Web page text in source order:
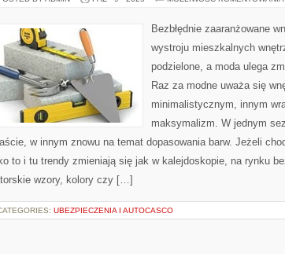
Bezbłędnie zaaranżowane
wystroju mieszkalnych
podzielone, a moda ulega
Raz za modne uważa się
minimalistycznym, innym
maksymalizm. W jednym
w innym znowu na temat dopasowania barw. Jeżeli
to i tu trendy zmieniają się jak w kalejdoskopie, na rynku
wzory, kolory czy […]
UBEZPIECZENIA I AUTOCASCO